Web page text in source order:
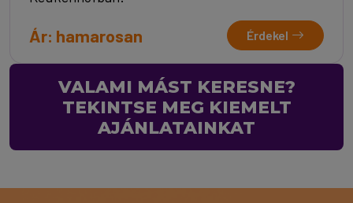
Ár: hamarosan Érdekel
VALAMI MÁST KERESNE?
TEKINTSE MEG KIEMELT
AJÁNLATAINKAT